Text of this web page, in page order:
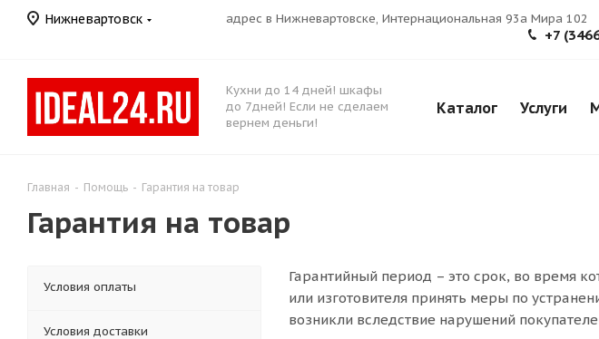
Нижневартовск адрес в Нижневартовске, Интернациональная 93а Мира 102
+7
Кухни до 14 дней! шкафы
до 7дней! Если не сделаем
вернем деньги!
Каталог Услуги
Главная - Помощь - Гарантия на товар
Гарантия на товар
Гарантийный период – это срок, во время
или изготовителя принять меры по
возникли вследствие нарушений
Условия оплаты
Условия доставки